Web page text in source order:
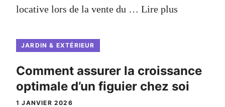
locative lors de la vente du … Lire plus
JARDIN & EXTÉRIEUR
Comment assurer la croissance
optimale d’un figuier chez soi
1 JANVIER 2026